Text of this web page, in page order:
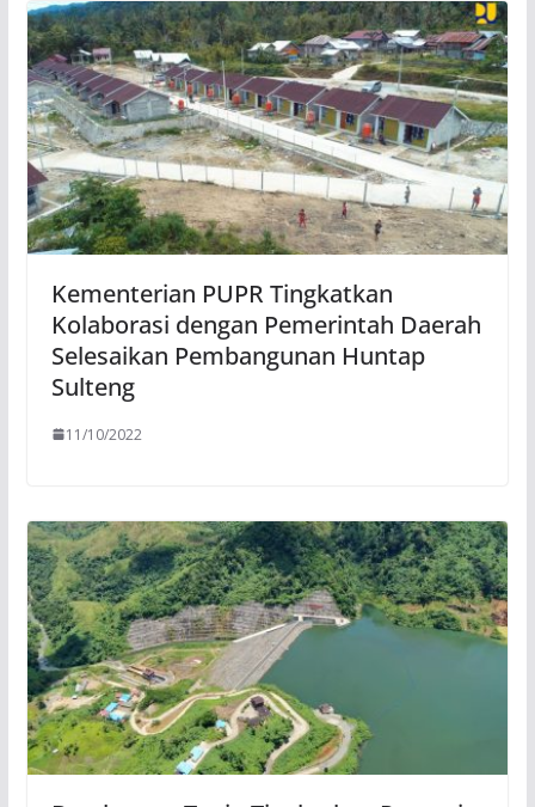
Kementerian PUPR Tingkatkan
Kolaborasi dengan Pemerintah Daerah
Selesaikan Pembangunan Huntap
Sulteng
11/10/2022